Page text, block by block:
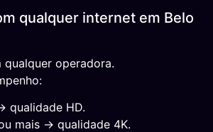
qualquer internet em Belo
qualquer operadora.
qualidade HD.
mais → qualidade 4K.